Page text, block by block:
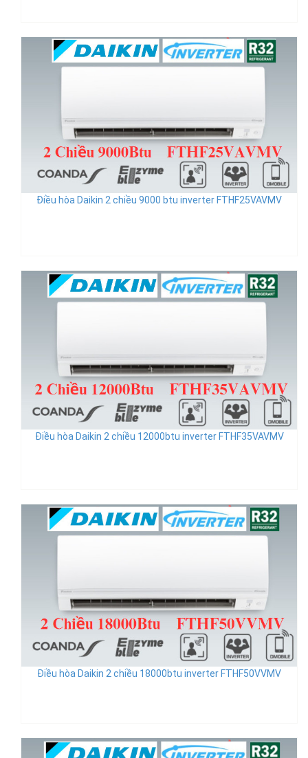
Điều hòa Daikin 2 chiều 9000 btu inverter FTHF25VAVMV
Điều hòa Daikin 2 chiều 12000btu inverter FTHF35VAVMV
Điều hòa Daikin 2 chiều 18000btu inverter FTHF50VVMV